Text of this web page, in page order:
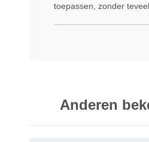
toepassen, zonder
Anderen